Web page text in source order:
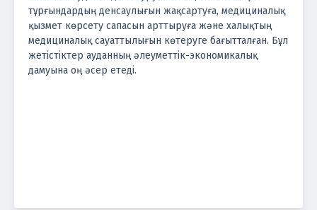
тұрғындардың денсаулығын жақсартуға, медициналық
қызмет көрсету сапасын арттыруға және халықтың
медициналық сауаттылығын көтеруге бағытталған. Бұл
жетістіктер ауданның әлеуметтік-экономикалық
дамуына оң әсер етеді.